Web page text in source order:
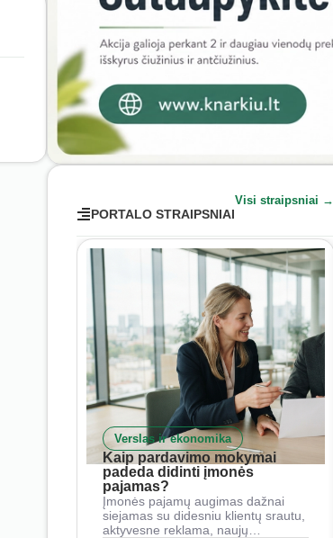
PORTALO STRAIPSNIAI
Visi straipsniai →
Verslas ir ekonomika
Kaip pardavimo mokymai
padeda didinti įmonės
pajamas?
Įmonės pajamų augimas dažnai
siejamas su didesniu klientų srautu,
aktyvesne reklama, naujų…